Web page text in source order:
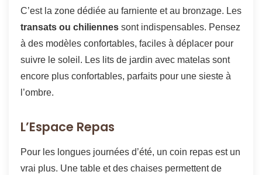
C’est la zone dédiée au farniente et au bronzage. Les
transats ou chiliennes sont indispensables. Pensez
à des modèles confortables, faciles à déplacer pour
suivre le soleil. Les lits de jardin avec matelas sont
encore plus confortables, parfaits pour une sieste à
l’ombre.
L’Espace Repas
Pour les longues journées d’été, un coin repas est un
vrai plus. Une table et des chaises permettent de